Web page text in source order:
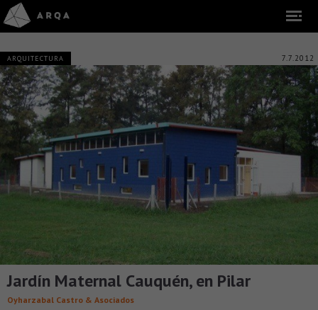
ARQUITECTURA 7.7.2012
Jardín Maternal Cauquén, en Pilar
Oyharzabal Castro & Asociados